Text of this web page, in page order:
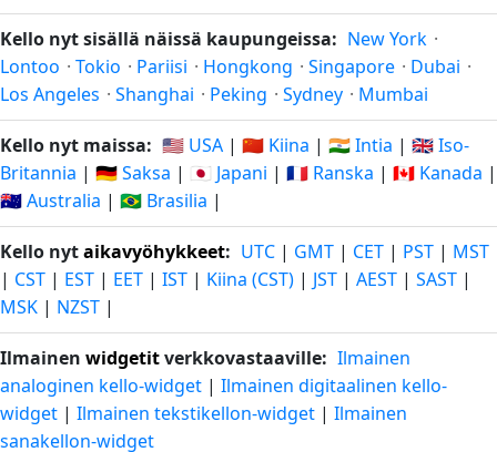
Kello nyt sisällä näissä kaupungeissa: New York ·
Lontoo · Tokio · Pariisi · Hongkong · Singapore · Dubai ·
Los Angeles · Shanghai · Peking · Sydney · Mumbai
Kello nyt maissa: 🇺🇸 USA | 🇨🇳 Kiina | 🇮🇳 Intia | 🇬🇧 Iso-
Britannia | 🇩🇪 Saksa | 🇯🇵 Japani | 🇫🇷 Ranska | 🇨🇦 Kanada |
🇦🇺 Australia | 🇧🇷 Brasilia |
Kello nytaikavyöhykkeet: UTC | GMT | CET | PST | MST
| CST | EST | EET | IST | Kiina (CST) | JST | AEST | SAST |
MSK | NZST |
Ilmainen widgetitverkkovastaaville: Ilmainen
analoginen kello-widget | Ilmainen digitaalinen kello-
widget | Ilmainen tekstikellon-widget | Ilmainen
sanakellon-widget